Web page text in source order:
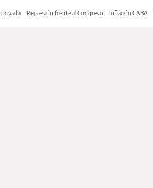
privada Represión frente al Congreso Inflación CABA